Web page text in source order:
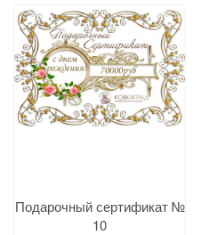
Подарочный сертификат №
10